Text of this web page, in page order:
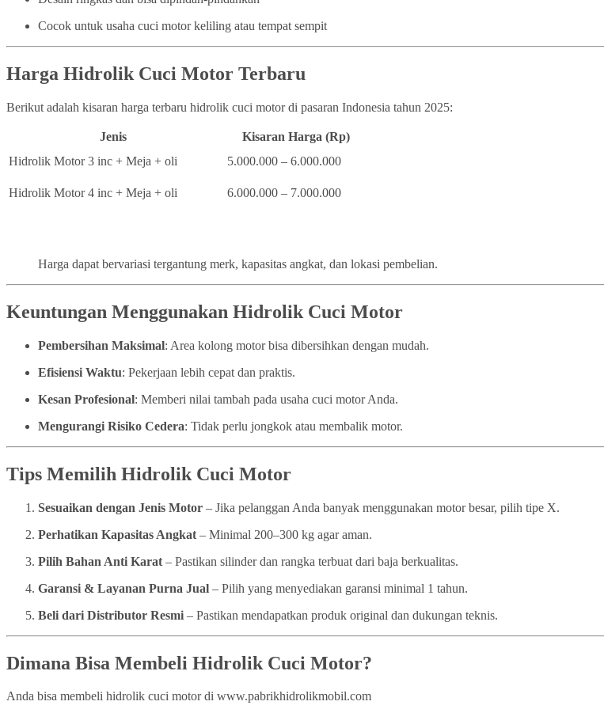
Cocok untuk usaha cuci motor keliling atau tempat sempit
Harga Hidrolik Cuci Motor Terbaru
Berikut adalah kisaran harga terbaru hidrolik cuci motor di pasaran Indonesia tahun 2025:
Jenis
Kisaran Harga (Rp)
Hidrolik Motor 3 inc + Meja + oli
5.000.000 – 6.000.000
Hidrolik Motor 4 inc + Meja + oli 6.000.000 – 7.000.000
Harga dapat bervariasi tergantung merk, kapasitas angkat, dan lokasi pembelian.
Keuntungan Menggunakan Hidrolik Cuci Motor
Pembersihan Maksimal: Area kolong motor bisa dibersihkan dengan mudah.
Efisiensi Waktu: Pekerjaan lebih cepat dan praktis.
Kesan Profesional: Memberi nilai tambah pada usaha cuci motor Anda.
Mengurangi Risiko Cedera: Tidak perlu jongkok atau membalik motor.
Tips Memilih Hidrolik Cuci Motor
Sesuaikan dengan Jenis Motor – Jika pelanggan Anda banyak menggunakan motor besar, pilih tipe X.
Perhatikan Kapasitas Angkat – Minimal 200–300 kg agar aman.
Pilih Bahan Anti Karat – Pastikan silinder dan rangka terbuat dari baja berkualitas.
Garansi & Layanan Purna Jual – Pilih yang menyediakan garansi minimal 1 tahun.
Beli dari Distributor Resmi – Pastikan mendapatkan produk original dan dukungan teknis.
Dimana Bisa Membeli Hidrolik Cuci Motor?
Anda bisa membeli hidrolik cuci motor di www.pabrikhidrolikmobil.com